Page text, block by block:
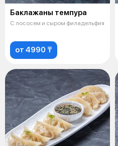
Баклажаны темпура
С лососем и сыром филадельфия
от 4990 ₸